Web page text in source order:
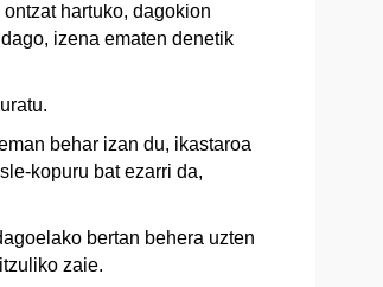
hartuko, dagokion
izena ematen denetik
behar izan du, ikastaroa
kopuru bat ezarri da,
bertan behera uzten
zaie.